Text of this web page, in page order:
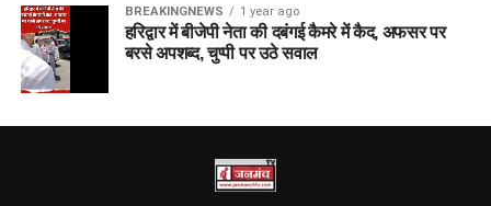
BREAKINGNEWS 1 year ago
हरिद्वार में बीजेपी नेता की दबंगई कैमरे में कैद, अफसर पर
बरसे अपशब्द, चुप्पी पर उठे सवाल